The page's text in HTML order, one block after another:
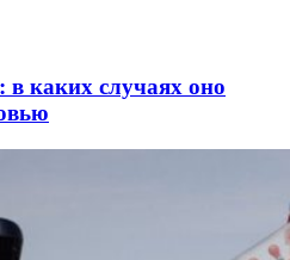
каких случаях оно